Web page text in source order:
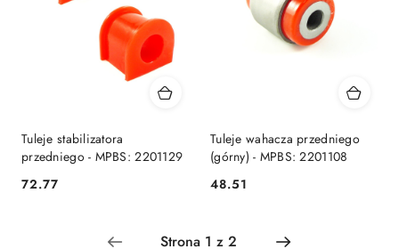
Tuleje stabilizatora
przedniego - MPBS: 2201129
Cena:
72.77
Tuleje wahacza przedniego
(górny) - MPBS: 2201108
Cena:
48.51